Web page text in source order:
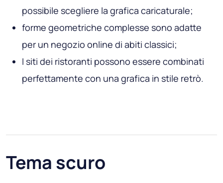
possibile scegliere la grafica caricaturale;
forme geometriche complesse sono adatte
per un negozio online di abiti classici;
I siti dei ristoranti possono essere combinati
perfettamente con una grafica in stile retrò.
Tema scuro